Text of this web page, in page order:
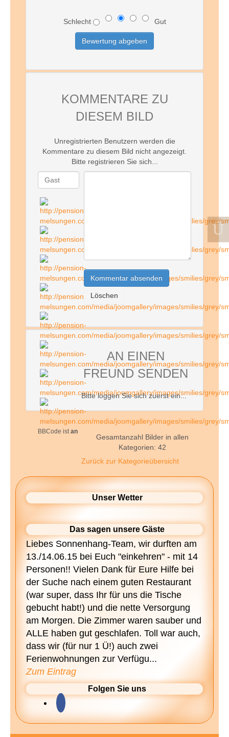
Schlecht Gut
KOMMENTARE ZU
DIESEM BILD
Unregistrierten Benutzern werden die
Kommentare zu diesem Bild nicht angezeigt.
Bitte registrieren Sie sich...
BBCode istan
AN EINEN
FREUND SENDEN
Bitte loggen Sie sich zuerst ein...
Gesamtanzahl Bilder in allen
Kategorien: 42
Zurück zur Kategorieübersicht
Unser Wetter
Das sagen unsere Gäste
Liebes Sonnenhang-Team, wir durften am
13./14.06.15 bei Euch "einkehren" - mit 14
Personen!! Vielen Dank für Eure Hilfe bei
der Suche nach einem guten Restaurant
(war super, dass Ihr für uns die Tische
gebucht habt!) und die nette Versorgung
am Morgen. Die Zimmer waren sauber und
ALLE haben gut geschlafen. Toll war auch,
dass wir (für nur 1 Ü!) auch zwei
Ferienwohnungen zur Verfügu...
Zum Eintrag
Folgen Sie uns